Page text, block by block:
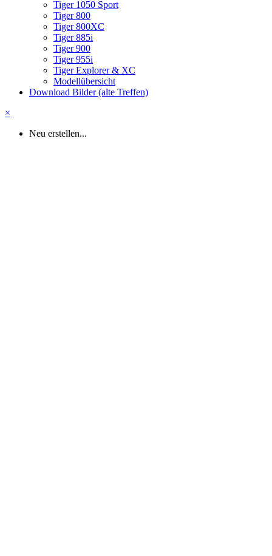
Tiger 1050 Sport
Tiger 800
Tiger 800XC
Tiger 885i
Tiger 900
Tiger 955i
Tiger Explorer & XC
Modellübersicht
Download Bilder (alte Treffen)
×
Neu erstellen...